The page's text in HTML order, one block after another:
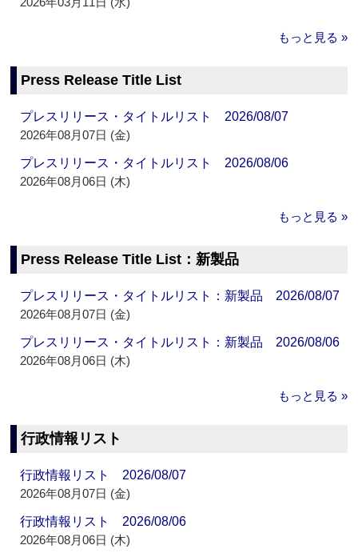
もっと見る »
Press Release Title List
プレスリリース・タイトルリスト 2026/08/07
2026年08月07日 (金)
プレスリリース・タイトルリスト 2026/08/06
2026年08月06日 (木)
もっと見る »
Press Release Title List：新製品
プレスリリース・タイトルリスト：新製品 2026/08/07
2026年08月07日 (金)
プレスリリース・タイトルリスト：新製品 2026/08/06
2026年08月06日 (木)
もっと見る »
行政情報リスト
行政情報リスト 2026/08/07
2026年08月07日 (金)
行政情報リスト 2026/08/06
2026年08月06日 (木)